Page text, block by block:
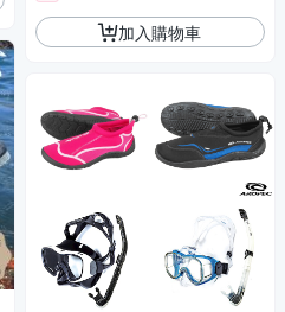
加入購物車